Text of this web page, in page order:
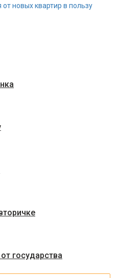
новых квартир в пользу
государства